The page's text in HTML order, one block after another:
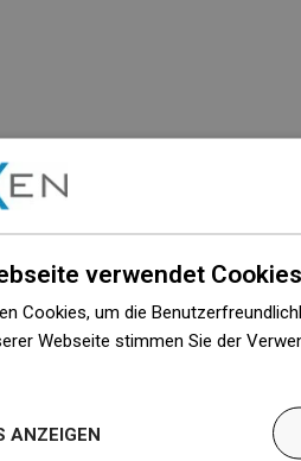
verwendet
Cookies, um die
Webseite stimmen Sie der
ANZEIGEN